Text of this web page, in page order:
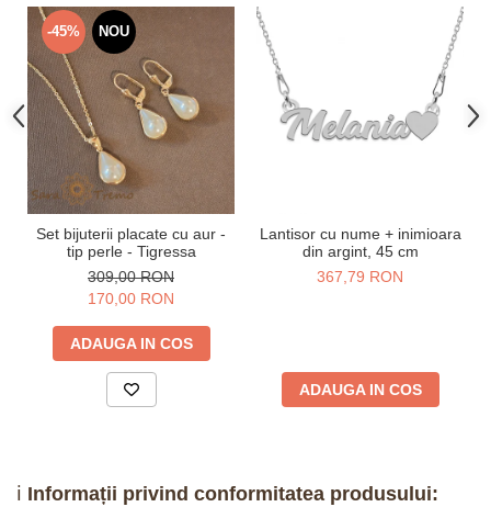
-45% NOU
Set bijuterii placate cu aur -
tip perle - Tigressa
309,00 RON
170,00 RON
ADAUGA IN COS
Lantisor cu nume + inimioara
din argint, 45 cm
367,79 RON
ADAUGA IN COS
ℹ️ Informații privind conformitatea produsului: